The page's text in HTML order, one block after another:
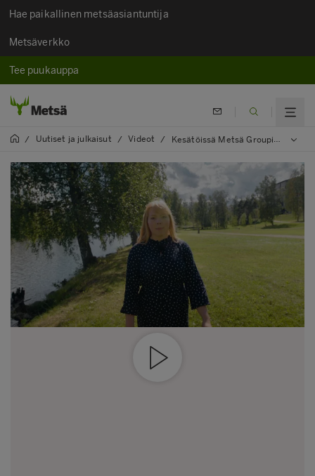
Hae paikallinen metsäasiantuntija
Metsäverkko
Tee puukauppa
/ Uutiset ja julkaisut / Videot / Kesätöissä Metsä Groupin asiantuntijatehtävissä